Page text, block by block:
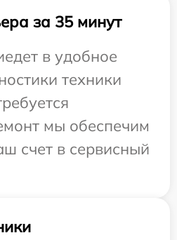
за 35 минут
в удобное
техники
мы обеспечим
счет в сервисный